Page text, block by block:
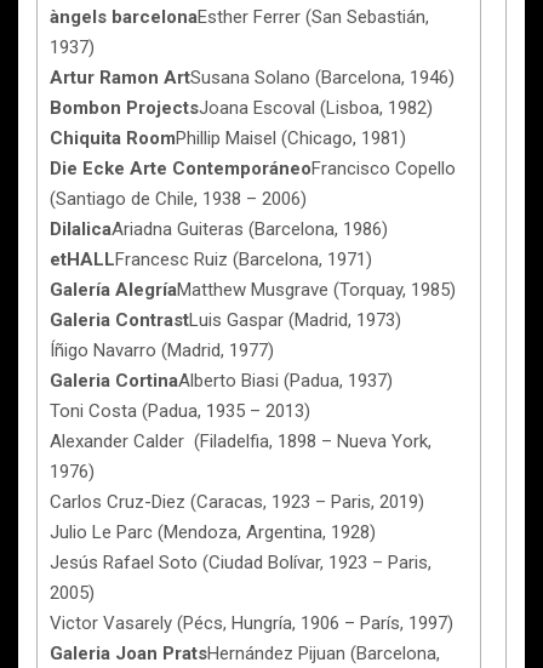
àngels barcelonaEsther Ferrer (San Sebastián,
1937)
Artur Ramon ArtSusana Solano (Barcelona, 1946)
Bombon ProjectsJoana Escoval (Lisboa, 1982)
Chiquita RoomPhillip Maisel (Chicago, 1981)
Die Ecke Arte ContemporáneoFrancisco Copello
(Santiago de Chile, 1938 – 2006)
DilalicaAriadna Guiteras (Barcelona, 1986)
etHALLFrancesc Ruiz (Barcelona, 1971)
Galería AlegríaMatthew Musgrave (Torquay, 1985)
Galeria ContrastLuis Gaspar (Madrid, 1973)
Íñigo Navarro (Madrid, 1977)
Galeria CortinaAlberto Biasi (Padua, 1937)
Toni Costa (Padua, 1935 – 2013)
Alexander Calder (Filadelfia, 1898 – Nueva York,
1976)
Carlos Cruz-Diez (Caracas, 1923 – Paris, 2019)
Julio Le Parc (Mendoza, Argentina, 1928)
Jesús Rafael Soto (Ciudad Bolívar, 1923 – Paris,
2005)
Victor Vasarely (Pécs, Hungría, 1906 – París, 1997)
Galeria Joan PratsHernández Pijuan (Barcelona,